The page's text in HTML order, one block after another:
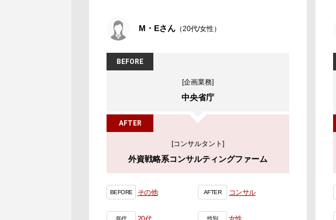
M・Eさん （20代/女性）
BEFORE
[企画業務]
中央省庁
AFTER
[コンサルタント]
外資戦略系コンサルティングファーム
BEFORE その他 AFTER コンサル
年代 性別